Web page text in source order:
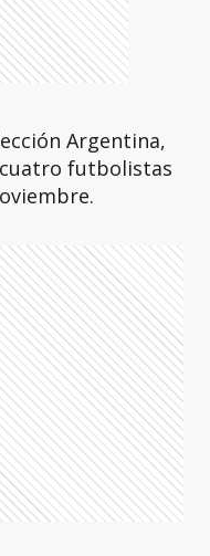
Argentina,
futbolistas